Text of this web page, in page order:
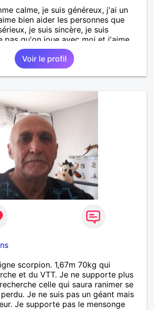
calme, je suis généreux, j'ai un
bien aider les personnes que
je suis sincère, je suis
pas qu'on joue avec moi et j'aime
Je cherche une relation
Voir le profil
scorpion. 1,67m 70kg qui
et du VTT. Je ne supporte plus
celle qui saura ranimer se
Je ne suis pas un géant mais
Je supporte pas le mensonge